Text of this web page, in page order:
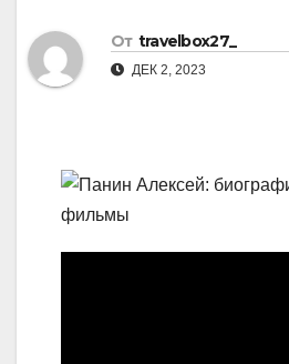
От travelbox27_
ДЕК 2, 2023